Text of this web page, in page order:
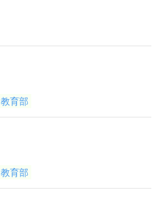
教育部
教育部